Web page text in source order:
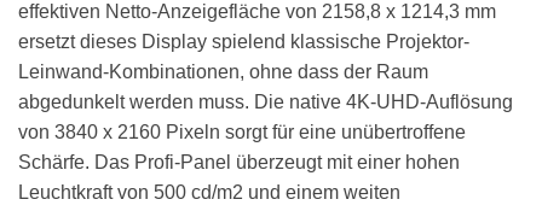
effektiven Netto-Anzeigefläche von 2158,8 x 1214,3 mm
ersetzt dieses Display spielend klassische Projektor-
Leinwand-Kombinationen, ohne dass der Raum
abgedunkelt werden muss. Die native 4K-UHD-Auflösung
von 3840 x 2160 Pixeln sorgt für eine unübertroffene
Schärfe. Das Profi-Panel überzeugt mit einer hohen
Leuchtkraft von 500 cd/m2 und einem weiten